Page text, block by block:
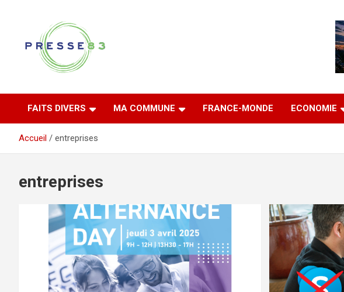
Presse 83
FAITS DIVERS MA COMMUNE FRANCE-MONDE ECONOMIE
Accueil entreprises
entreprises